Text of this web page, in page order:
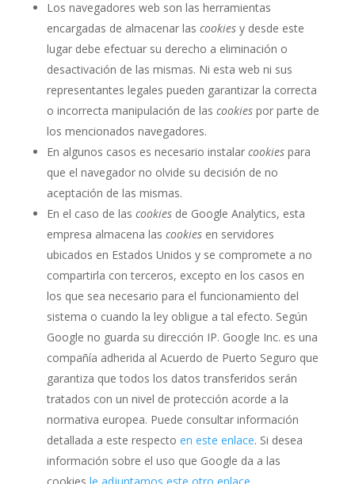
Los navegadores web son las herramientas
encargadas de almacenar las cookiesy desde este
lugar debe efectuar su derecho a eliminación o
desactivación de las mismas. Ni esta web ni sus
representantes legales pueden garantizar la correcta
o incorrecta manipulación de las cookiespor parte de
los mencionados navegadores.
En algunos casos es necesario instalar cookiespara
que el navegador no olvide su decisión de no
aceptación de las mismas.
En el caso de las cookiesde Google Analytics, esta
empresa almacena las cookiesen servidores
ubicados en Estados Unidos y se compromete a no
compartirla con terceros, excepto en los casos en
los que sea necesario para el funcionamiento del
sistema o cuando la ley obligue a tal efecto. Según
Google no guarda su dirección IP. Google Inc. es una
compañía adherida al Acuerdo de Puerto Seguro que
garantiza que todos los datos transferidos serán
tratados con un nivel de protección acorde a la
normativa europea. Puede consultar información
detallada a este respecto en este enlace. Si desea
información sobre el uso que Google da a las